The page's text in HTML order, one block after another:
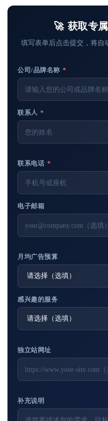
🚀 获取专
填写表单后点击提交，将自
公司/品牌名称 *
联系人 *
联系电话 *
电子邮箱
月均广告预算
感兴趣的服务
独立站网址
补充说明